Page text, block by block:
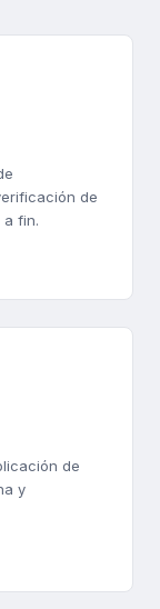
de
fin.
de
y